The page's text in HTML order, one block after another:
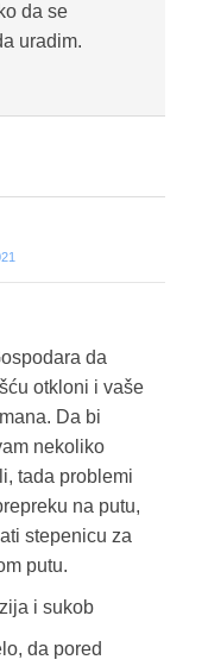
da se
uradim.
da
otkloni i vaše
Da bi
nekoliko
tada problemi
na putu,
stepenicu za
putu.
i sukob
da pored